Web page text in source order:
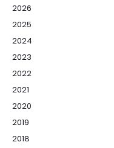
2026
2025
2024
2023
2022
2021
2020
2019
2018